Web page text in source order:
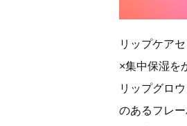
リップケア
×集中保湿を
リップグロ
のあるフレ